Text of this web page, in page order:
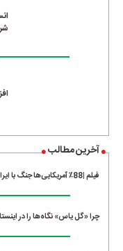
آخرین مطالب
فیلم |88٪ آمریکایی‌ها جنگ با ایران را شکست‌خورده می‌دانند
چرا «گل یاس» نگاه‌ها را در